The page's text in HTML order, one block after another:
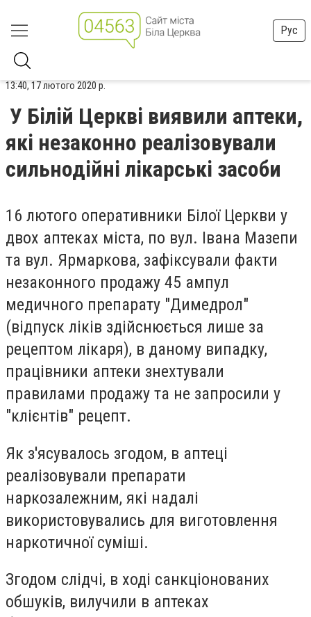
Рус
13:40, 17 лютого 2020 р.
У Білій Церкві виявили аптеки,
які незаконно реалізовували
сильнодійні лікарські засоби
16 лютого оперативники Білої Церкви у
двох аптеках міста, по вул. Івана Мазепи
та вул. Ярмаркова, зафіксували факти
незаконного продажу 45 ампул
медичного препарату "Димедрол"
(відпуск ліків здійснюється лише за
рецептом лікаря), в даному випадку,
працівники аптеки знехтували
правилами продажу та не запросили у
"клієнтів" рецепт.
Як з'ясувалось згодом, в аптеці
реалізовували препарати
наркозалежним, які надалі
використовувались для виготовлення
наркотичної суміші.
Згодом слідчі, в ході санкціонованих
обшуків, вилучили в аптеках